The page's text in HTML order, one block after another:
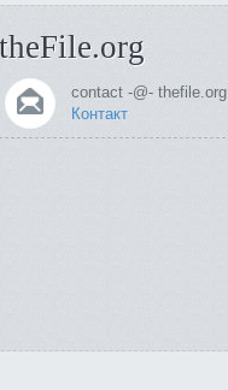
theFile.org
contact -@- thefile.org
Контакт